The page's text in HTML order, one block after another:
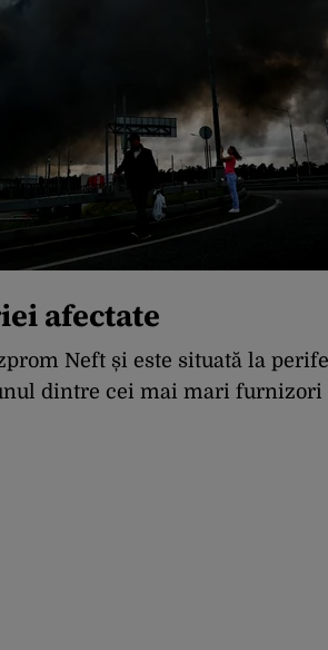
afectate
Neft și este situată la
dintre cei mai mari